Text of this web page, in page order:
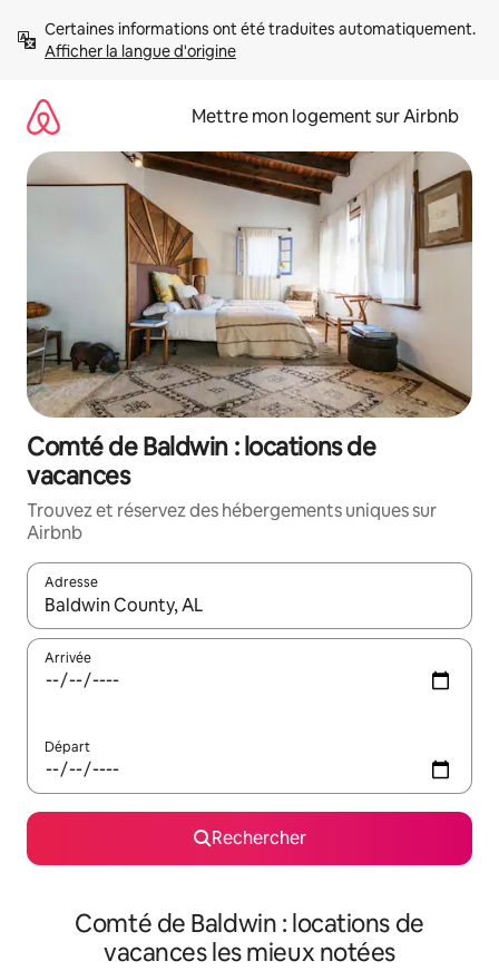
directement
Afficher la langue d'origine
Mettre mon logement sur Airbnb
Comté de Baldwin : locations de
vacances
Trouvez et réservez des hébergements uniques sur
Airbnb
Adresse
Lorsque les résultats s'affichent, utilisez les flèches vers le
Arrivée
Départ
Rechercher
Comté de Baldwin : locations de
vacances les mieux notées